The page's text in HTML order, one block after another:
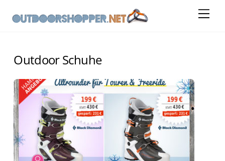
content
Outdoor Schuhe